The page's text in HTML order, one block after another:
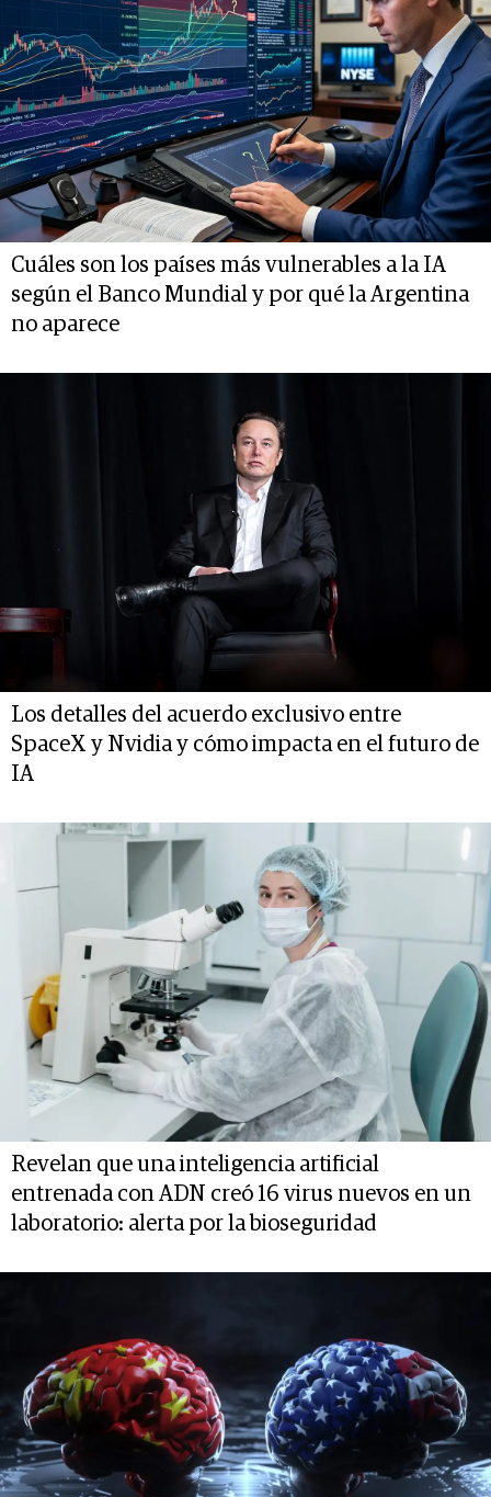
Cuáles son los países más vulnerables a la IA
según el Banco Mundial y por qué la Argentina
no aparece
Los detalles del acuerdo exclusivo entre
SpaceX y Nvidia y cómo impacta en el futuro de
IA
Revelan que una inteligencia artificial
entrenada con ADN creó 16 virus nuevos en un
laboratorio: alerta por la bioseguridad